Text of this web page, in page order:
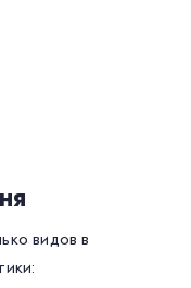
видов в